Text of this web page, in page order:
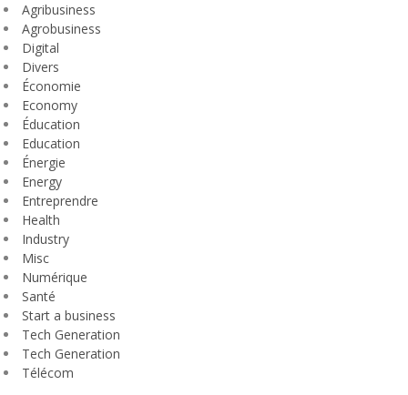
Agribusiness
Agrobusiness
Digital
Divers
Économie
Economy
Éducation
Education
Énergie
Energy
Entreprendre
Health
Industry
Misc
Numérique
Santé
Start a business
Tech Generation
Tech Generation
Télécom